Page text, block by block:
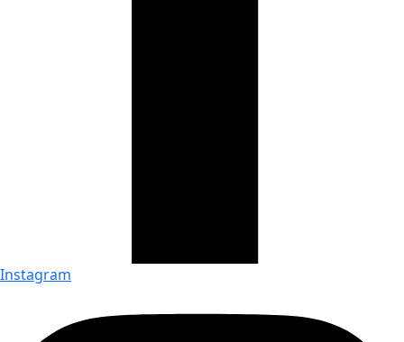
Instagram